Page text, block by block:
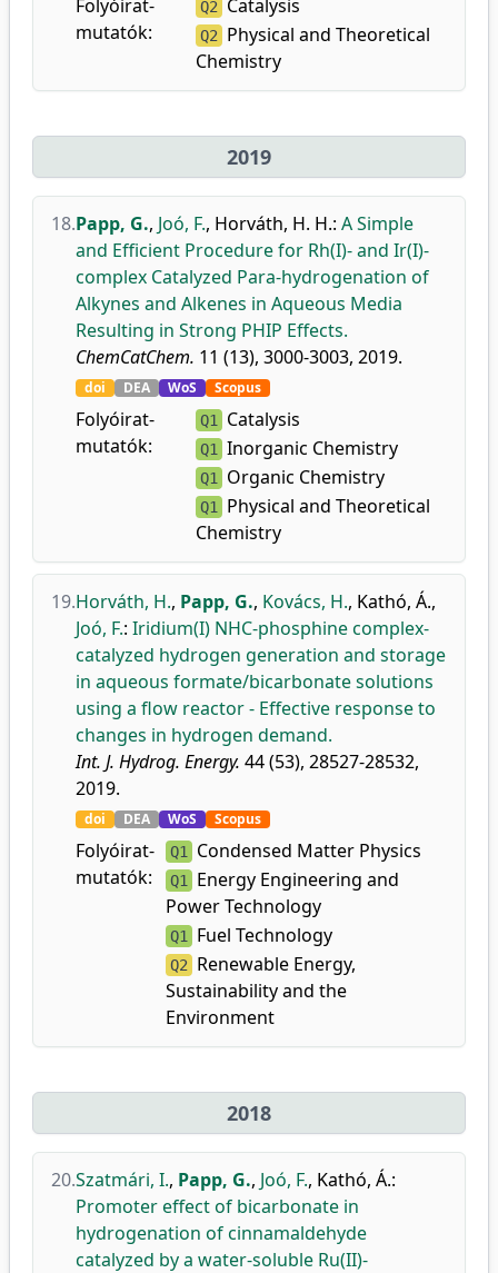
Folyóirat-
mutatók:
Q2 Catalysis
Q2
Physical and Theoretical
Chemistry
2019
18.Papp, G., Joó, F., Horváth, H. H.: A Simple
and Efficient Procedure for Rh(I)- and Ir(I)-
complex Catalyzed Para-hydrogenation of
Alkynes and Alkenes in Aqueous Media
Resulting in Strong PHIP Effects.
ChemCatChem. 11 (13), 3000-3003, 2019.
doi DEA WoS Scopus
Folyóirat-
mutatók:
Q1 Catalysis
Q1 Inorganic Chemistry
Q1 Organic Chemistry
Q1
Physical and Theoretical
Chemistry
19.Horváth, H., Papp, G., Kovács, H., Kathó, Á.,
Joó, F.: Iridium(I) NHC-phosphine complex-
catalyzed hydrogen generation and storage
in aqueous formate/bicarbonate solutions
using a flow reactor - Effective response to
changes in hydrogen demand.
Int. J. Hydrog. Energy. 44 (53), 28527-28532,
2019.
doi DEA WoS Scopus
Folyóirat-
mutatók:
Q1 Condensed Matter Physics
Q1 Energy Engineering and
Power Technology
Q1 Fuel Technology
Q2 Renewable Energy,
Sustainability and the
Environment
2018
20.Szatmári, I., Papp, G., Joó, F., Kathó, Á.:
Promoter effect of bicarbonate in
hydrogenation of cinnamaldehyde
catalyzed by a water-soluble Ru(II)-